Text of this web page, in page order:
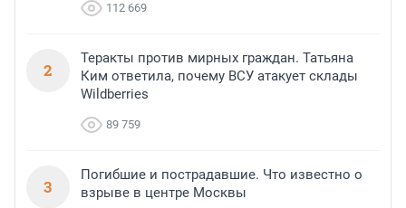
112 669
2
Теракты против мирных граждан. Татьяна
Ким ответила, почему ВСУ атакует склады
Wildberries
89 759
3
Погибшие и пострадавшие. Что известно о
взрыве в центре Москвы